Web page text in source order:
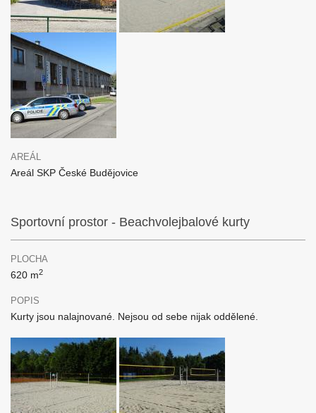
AREÁL
Areál SKP České Budějovice
Sportovní prostor - Beachvolejbalové kurty
PLOCHA
620 m2
POPIS
Kurty jsou nalajnované. Nejsou od sebe nijak oddělené.